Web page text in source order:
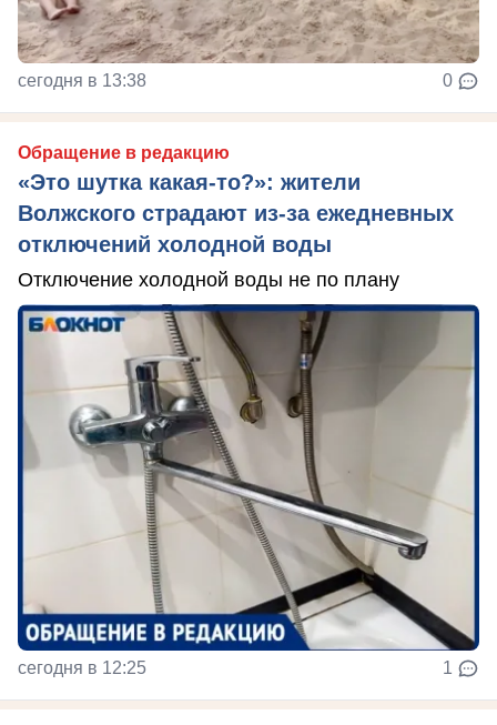
сегодня в 13:38 0
Обращение в редакцию
«Это шутка какая-то?»: жители
Волжского страдают из‑за ежедневных
отключений холодной воды
Отключение холодной воды не по плану
сегодня в 12:25 1